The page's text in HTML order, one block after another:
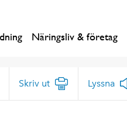
Näringsliv & företag
Skriv ut Lyssna